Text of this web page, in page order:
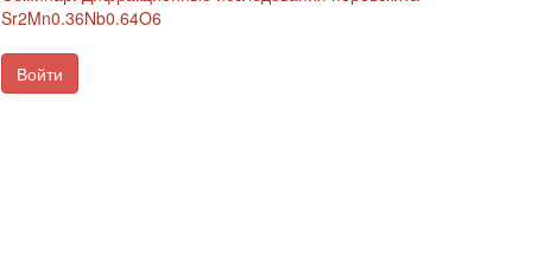
Sr2Mn0.36Nb0.64O6
Войти